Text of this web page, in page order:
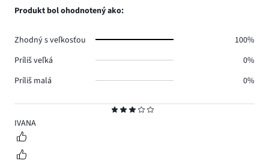
3
IVANA
Produkt bol ohodnotený ako:
Zhodný s veľkosťou
100%
Príliš veľká
0%
Príliš malá
0%